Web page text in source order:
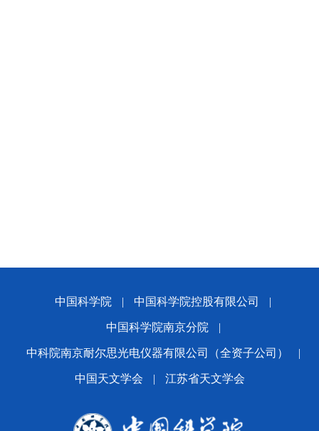
中国科学院 | 中国科学院控股有限公司 |
中国科学院南京分院 |
中科院南京耐尔思光电仪器有限公司（全资子公司） |
中国天文学会 | 江苏省天文学会